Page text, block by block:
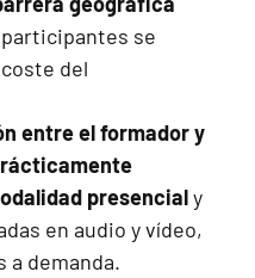
se
del
entre el formador y
presencialy
en audio y vídeo,
a demanda.